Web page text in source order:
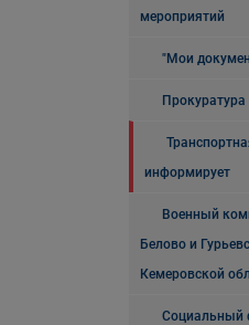
мероприятий
"Мои
информирует
Военный
Белово и
Кемеровской
Социальный